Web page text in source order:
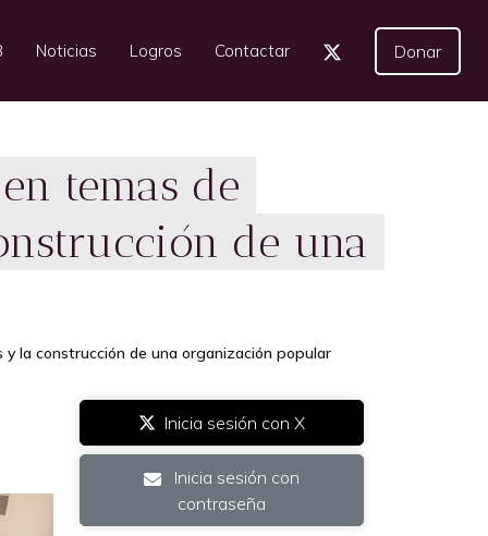
Noticias Logros Contactar Donar
temas de
de una
la construcción de una organización popular
Inicia sesión con X
Inicia sesión con
contraseña